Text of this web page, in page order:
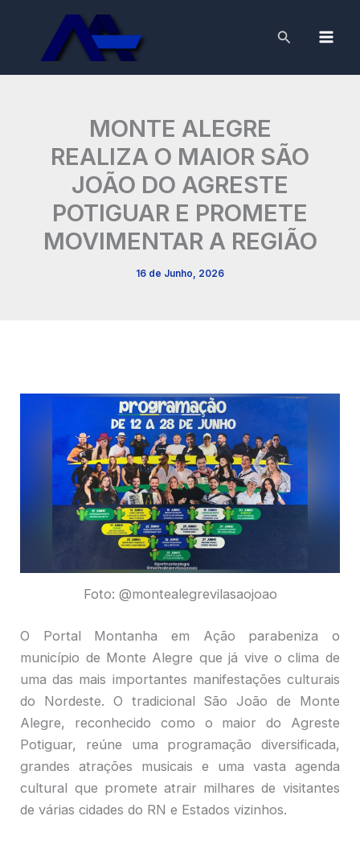
content
Search
MONTE ALEGRE
REALIZA O MAIOR SÃO
JOÃO DO AGRESTE
POTIGUAR E PROMETE
MOVIMENTAR A REGIÃO
16 de Junho, 2026
Foto: @montealegrevilasaojoao
O Portal Montanha em Ação parabeniza o
município de Monte Alegre que já vive o clima de
uma das mais importantes manifestações culturais
do Nordeste. O tradicional São João de Monte
Alegre, reconhecido como o maior do Agreste
Potiguar, reúne uma programação diversificada,
grandes atrações musicais e uma vasta agenda
cultural que promete atrair milhares de visitantes
de várias cidades do RN e Estados vizinhos.